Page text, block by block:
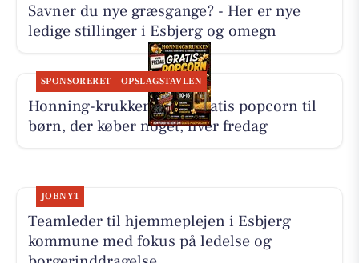
Savner du nye græsgange? - Her er nye
ledige stillinger i Esbjerg og omegn
SPONSORERET OPSLAGSTAVLEN
Honning-krukken giver gratis popcorn til
børn, der køber noget, hver fredag
JOBNYT
Teamleder til hjemmeplejen i Esbjerg
kommune med fokus på ledelse og